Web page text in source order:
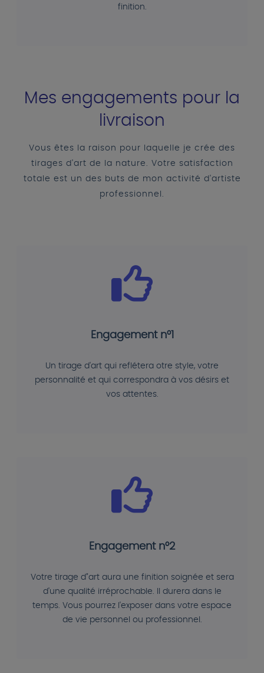
finition.
Mes engagements pour la
livraison
Vous êtes la raison pour laquelle je crée des
tirages d'art de la nature. Votre satisfaction
totale est un des buts de mon activité d'artiste
professionnel.
Engagement n°1
Un tirage d'art qui reflétera otre style, votre
personnalité et qui correspondra à vos désirs et
vos attentes.
Engagement n°2
Votre tirage d"art aura une finition soignée et sera
d'une qualité irréprochable. Il durera dans le
temps. Vous pourrez l'exposer dans votre espace
de vie personnel ou professionnel.